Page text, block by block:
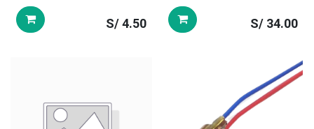
S/4.50 S/ 34.00